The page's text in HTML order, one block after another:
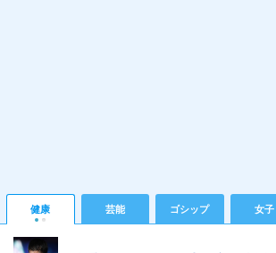
健康 芸能 ゴシップ 女子